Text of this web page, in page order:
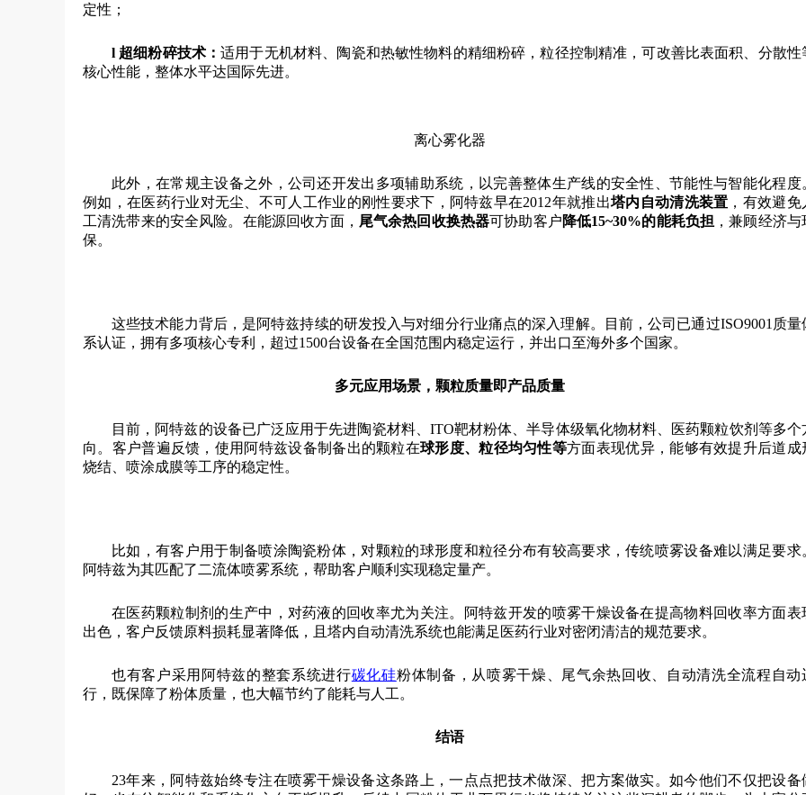
定性；
l 超细粉碎技术：适用于无机材料、陶瓷和热敏性物料的精细粉碎，粒径控制精准，可改善比表面积、分散性
核心性能，整体水平达国际先进。
离心雾化器
此外，在常规主设备之外，公司还开发出多项辅助系统，以完善整体生产线的安全性、节能性与智能化程度
例如，在医药行业对无尘、不可人工作业的刚性要求下，阿特兹早在2012年就推出塔内自动清洗装置 ，有效避免
工清洗带来的安全风险。在能源回收方面， 尾气余热回收换热器可协助客户降低15~30%的能耗负担 ，兼顾经济与
保。
这些技术能力背后，是阿特兹持续的研发投入与对细分行业痛点的深入理解。目前，公司已通过ISO9001质量
系认证，拥有多项核心专利，超过1500台设备在全国范围内稳定运行，并出口至海外多个国家。
多元应用场景，颗粒质量即产品质量
目前，阿特兹的设备已广泛应用于先进陶瓷材料、ITO靶材粉体、半导体级氧化物材料、医药颗粒饮剂等多个
向。客户普遍反馈，使用阿特兹设备制备出的颗粒在球形度、粒径均匀性等方面表现优异，能够有效提升后道成
烧结、喷涂成膜等工序的稳定性。
比如，有客户用于制备喷涂陶瓷粉体，对颗粒的球形度和粒径分布有较高要求，传统喷雾设备难以满足要求
阿特兹为其匹配了二流体喷雾系统，帮助客户顺利实现稳定量产。
在医药颗粒制剂的生产中，对药液的回收率尤为关注。阿特兹开发的喷雾干燥设备在提高物料回收率方面表
出色，客户反馈原料损耗显著降低，且塔内自动清洗系统也能满足医药行业对密闭清洁的规范要求。
也有客户采用阿特兹的整套系统进行碳化硅粉体制备，从喷雾干燥、尾气余热回收、自动清洗全流程自动
行，既保障了粉体质量，也大幅节约了能耗与人工。
结语
23年来，阿特兹始终专注在喷雾干燥设备这条路上，一点点把技术做深、把方案做实。如今他们不仅把设备